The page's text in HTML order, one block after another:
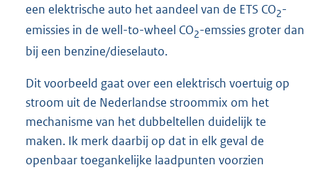
een elektrische auto het aandeel van de ETS CO2-
emissies in de well-to-wheel CO2-emssies groter dan
bij een benzine/dieselauto.
Dit voorbeeld gaat over een elektrisch voertuig op
stroom uit de Nederlandse stroommix om het
mechanisme van het dubbeltellen duidelijk te
maken. Ik merk daarbij op dat in elk geval de
openbaar toegankelijke laadpunten voorzien